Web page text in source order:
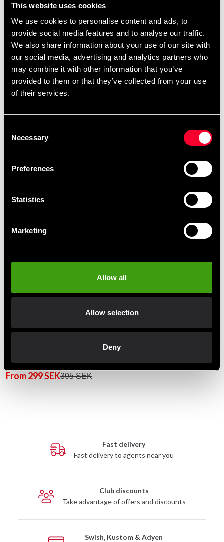
This website uses cookies
We use cookies to personalise content and ads, to
provide social media features and to analyse our traffic.
We also share information about your use of our site with
our social media, advertising and analytics partners who
may combine it with other information that you’ve
provided to them or that they’ve collected from your use
of their services.
Selection
Necessary
Preferences
Statistics
Marketing
Allow all
Allow selection
Deny
Säljes parvis.
Mittsen är liten och passar bra när man har lite mindre
händer.
Detailed information
From 299 SEK395 SEK
Fast delivery
Fast delivery to agents near you
Club discounts
Take advantage of offers and discounts
Swish, Kustom & Adyen